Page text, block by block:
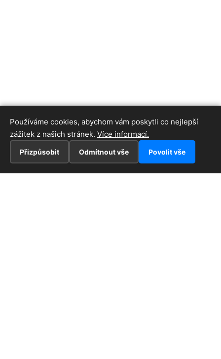
Používáme cookies, abychom vám poskytli co nejlepší
zážitek z našich stránek. Více informací.
Přizpůsobit Odmítnout vše Povolit vše